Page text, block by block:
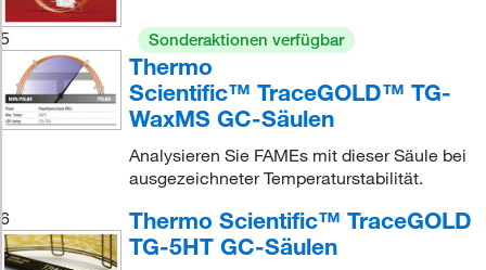
5 Sonderaktionen verfügbar
Thermo
Scientific™ TraceGOLD™ TG-
WaxMS GC-Säulen
Analysieren Sie FAMEs mit dieser Säule bei
ausgezeichneter Temperaturstabilität.
6
Thermo Scientific™ TraceGOLD
TG-5HT GC-Säulen